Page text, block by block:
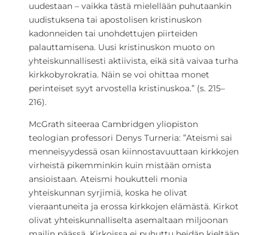
uudestaan – vaikka tästä mielellään puhutaankin
uudistuksena tai apostolisen kristinuskon
kadonneiden tai unohdettujen piirteiden
palauttamisena. Uusi kristinuskon muoto on
yhteiskunnallisesti aktiivista, eikä sitä vaivaa turha
kirkkobyrokratia. Näin se voi ohittaa monet
perinteiset syyt arvostella kristinuskoa.” (s. 215–
216).
McGrath siteeraa Cambridgen yliopiston
teologian professori Denys Turneria: ”Ateismi sai
menneisyydessä osan kiinnostavuuttaan kirkkojen
virheistä pikemminkin kuin mistään omista
ansioistaan. Ateismi houkutteli monia
yhteiskunnan syrjimiä, koska he olivat
vieraantuneita ja erossa kirkkojen elämästä. Kirkot
olivat yhteiskunnalliselta asemaltaan miljoonan